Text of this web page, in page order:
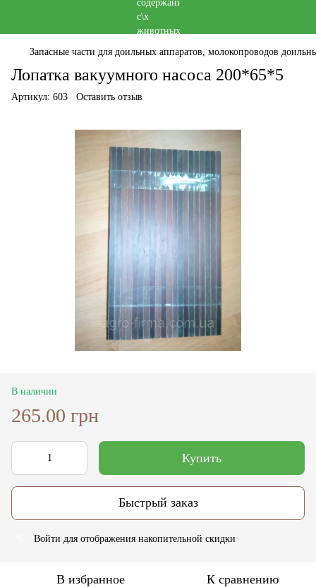
Запасные части для доильных аппаратов, молокопроводов
Лопатка вакуумного насоса 200*65*5
Артикул: 603 Оставить отзыв
В наличии
265.00 грн
Купить
Быстрый заказ
Войти для отображения накопительной скидки
В избранное К сравнению